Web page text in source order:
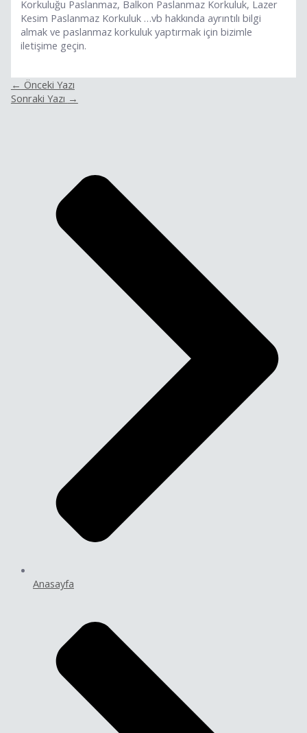
Korkuluğu Paslanmaz, Balkon Paslanmaz Korkuluk, Lazer
Kesim Paslanmaz Korkuluk …vb hakkında ayrıntılı bilgi
almak ve paslanmaz korkuluk yaptırmak için bizimle
iletişime geçin.
← Önceki Yazı
Sonraki Yazı →
Anasayfa